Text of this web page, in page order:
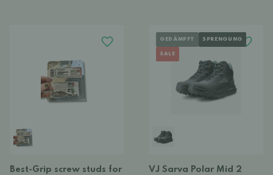
Best-Grip screw studs for
GEDÄMPFT SPRENGUNG
SALE
VJ Sarva Polar Mid 2